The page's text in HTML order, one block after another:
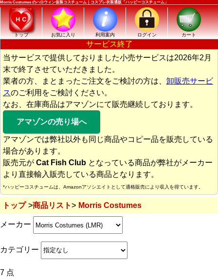
Morris Costumes のハロウィン仮装コスチューム｜コスプレ衣装通販「ハッピーコスチューム」
トップ お気に入り 利用案内 ログイン カート
サービス終了
当サービスで提供しておりました小売サービスは2026年2月
末で終了させていただきました。
業者の方、まとまったご注文をご検討の方は、 卸販売サービ
スのご利用をご検討ください。
なお、在庫商品はアマゾンにて販売継続しております。
アマゾンの売り場へ
アマゾンでは弊社以外も同じ商品やコピー品を販売している
場合があります。
販売元が Cat Fish Club となっている商品が弊社がメーカー
より直接輸入販売している商品となります。
*ハッピーコスチュームは、Amazonアソシエイトとして適格販売により収入を得ています。
トップ 商品リスト Morris Costumes
メーカー
カテゴリー
7 点